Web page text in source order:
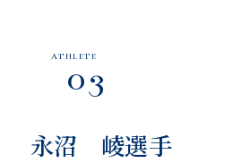
ATHLETE
03
永沼 崚選手